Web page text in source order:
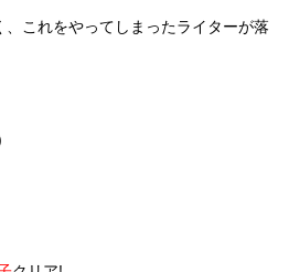
これをやってしまったライターが落